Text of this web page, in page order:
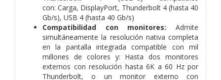
con:Carga, DisplayPort, Thunderbolt 4 (hasta 40
Gb/s), USB 4 (hasta 40 Gb/s)
Compati­bilidad con monitores:
Admite
simultáneamente la resolución nativa completa
en la pantalla integrada compatible con mil
millones de colores y: Hasta dos monitores
externos con resolución hasta 6K a 60 Hz por
Thunderbolt, o un monitor externo con